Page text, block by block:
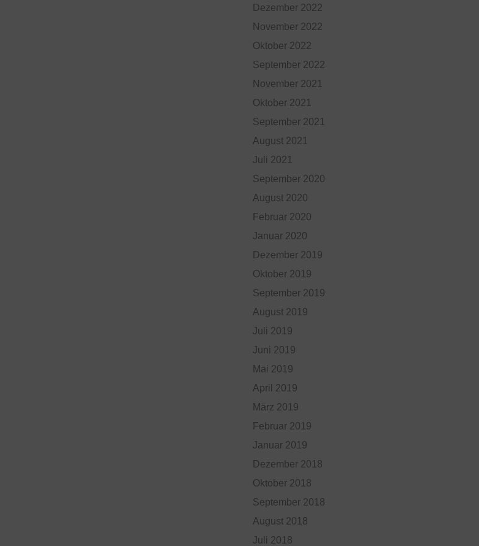
Dezember 2022
November 2022
Oktober 2022
September 2022
November 2021
Oktober 2021
September 2021
August 2021
Juli 2021
September 2020
August 2020
Februar 2020
Januar 2020
Dezember 2019
Oktober 2019
September 2019
August 2019
Juli 2019
Juni 2019
Mai 2019
April 2019
März 2019
Februar 2019
Januar 2019
Dezember 2018
Oktober 2018
September 2018
August 2018
Juli 2018